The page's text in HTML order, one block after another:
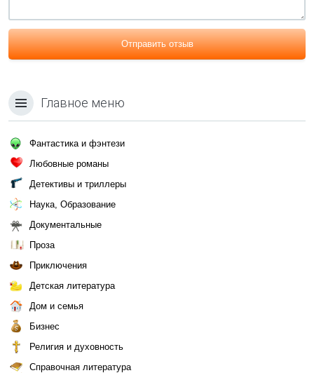
Отправить отзыв
Главное меню
Фантастика и фэнтези
Любовные романы
Детективы и триллеры
Наука, Образование
Документальные
Проза
Приключения
Детская литература
Дом и семья
Бизнес
Религия и духовность
Справочная литература